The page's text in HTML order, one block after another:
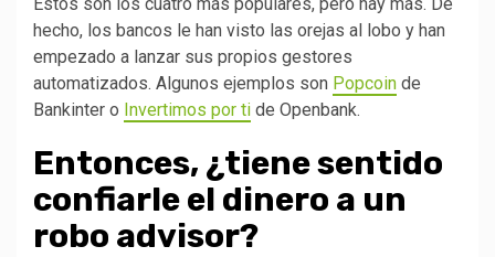
hecho, los bancos le han visto las orejas al lobo y han
empezado a lanzar sus propios gestores
automatizados. Algunos ejemplos son Popcoin de
Bankinter o Invertimos por ti de Openbank.
Entonces, ¿tiene sentido
confiarle el dinero a un
robo advisor?